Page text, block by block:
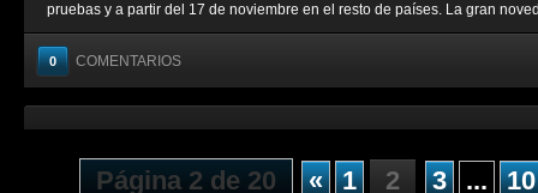
pruebas y a partir del 17 de noviembre en el resto de países. La gran
0 COMENTARIOS
Página 2 de 20 « 1 2 3 ... 10